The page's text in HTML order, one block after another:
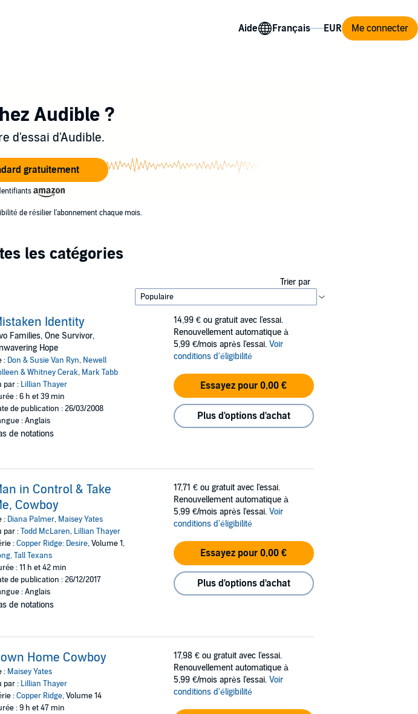
Aide Me connecter
Audible ?
d'essai d'Audible.
gratuitement
de résilier l'abonnement chaque mois.
les catégories
Trier par
Identity
Families, One Survivor,
Hope
: Don & Susie Van Ryn, Newell
& Whitney Cerak, Mark Tabb
par : Lillian Thayer
: 6 h et 39 min
de publication : 26/03/2008
: Anglais
de notations
14,99 € ou gratuit avec l'essai.
Renouvellement automatique à
5,99 €/mois après l'essai. Voir
conditions d'éligibilité
Essayez pour 0,00 €
Plus d'options d'achat
in Control & Take
Cowboy
: Diana Palmer, Maisey Yates
par :Todd McLaren, Lillian Thayer
:Copper Ridge: Desire, Volume 1,
Tall Texans
: 11 h et 42 min
de publication : 26/12/2017
: Anglais
de notations
17,71 € ou gratuit avec l'essai.
Renouvellement automatique à
5,99 €/mois après l'essai. Voir
conditions d'éligibilité
Essayez pour 0,00 €
Plus d'options d'achat
Home Cowboy
: Maisey Yates
par : Lillian Thayer
:Copper Ridge, Volume 14
: 9 h et 47 min
17,98 € ou gratuit avec l'essai.
Renouvellement automatique à
5,99 €/mois après l'essai. Voir
conditions d'éligibilité